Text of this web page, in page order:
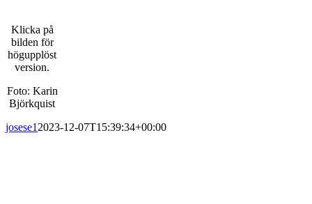
Klicka på
bilden för
högupplöst
version.
Foto: Karin
Björkquist
josese1 2023-12-07T15:39:34+00:00